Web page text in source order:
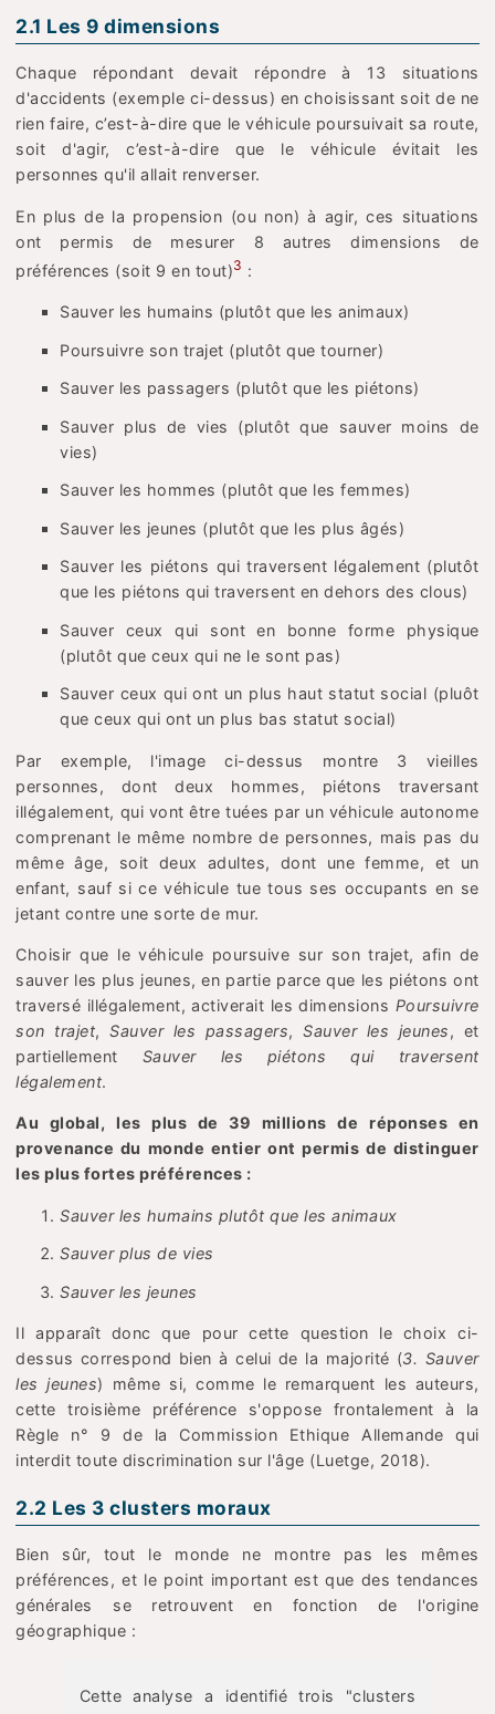
2.1 Les 9 dimensions
Chaque répondant devait répondre à 13 situations
d'accidents (exemple ci-dessus) en choisissant soit de ne
rien faire, c’est-à-dire que le véhicule poursuivait sa route,
soit d'agir, c’est-à-dire que le véhicule évitait les
personnes qu'il allait renverser.
En plus de la propension (ou non) à agir, ces situations
ont permis de mesurer 8 autres dimensions de
préférences (soit 9 en tout)3 :
Sauver les humains (plutôt que les animaux)
Poursuivre son trajet (plutôt que tourner)
Sauver les passagers (plutôt que les piétons)
Sauver plus de vies (plutôt que sauver moins de
vies)
Sauver les hommes (plutôt que les femmes)
Sauver les jeunes (plutôt que les plus âgés)
Sauver les piétons qui traversent légalement (plutôt
que les piétons qui traversent en dehors des clous)
Sauver ceux qui sont en bonne forme physique
(plutôt que ceux qui ne le sont pas)
Sauver ceux qui ont un plus haut statut social (pluôt
que ceux qui ont un plus bas statut social)
Par exemple, l'image ci-dessus montre 3 vieilles
personnes, dont deux hommes, piétons traversant
illégalement, qui vont être tuées par un véhicule autonome
comprenant le même nombre de personnes, mais pas du
même âge, soit deux adultes, dont une femme, et un
enfant, sauf si ce véhicule tue tous ses occupants en se
jetant contre une sorte de mur.
Choisir que le véhicule poursuive sur son trajet, afin de
sauver les plus jeunes, en partie parce que les piétons ont
traversé illégalement, activerait les dimensions Poursuivre
son trajet,Sauver les passagers,Sauver les jeunes, et
partiellement Sauver les piétons qui traversent
légalement.
Au global, les plus de 39 millions de réponses en
provenance du monde entier ont permis de distinguer
les plus fortes préférences :
Sauver les humains plutôt que les animaux
Sauver plus de vies
Sauver les jeunes
Il apparaît donc que pour cette question le choix ci-
dessus correspond bien à celui de la majorité (3. Sauver
les jeunes) même si, comme le remarquent les auteurs,
cette troisième préférence s'oppose frontalement à la
Règle n° 9 de la Commission Ethique Allemande qui
interdit toute discrimination sur l'âge (Luetge, 2018).
2.2 Les 3 clusters moraux
Bien sûr, tout le monde ne montre pas les mêmes
préférences, et le point important est que des tendances
générales se retrouvent en fonction de l'origine
géographique :
Cette analyse a identifié trois "clusters